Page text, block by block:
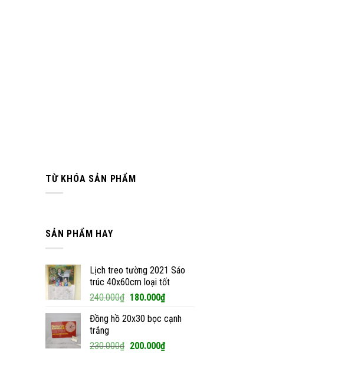
TỪ KHÓA SẢN PHẨM
SẢN PHẨM HAY
Lịch treo tường 2021 Sáo
trúc 40x60cm loại tốt
240.000₫ Giá
là:
180.000₫Giá
tại
180.000₫.
Đồng hồ 20x30 bọc cạnh
trắng
230.000₫ Giá
200.000₫Giá